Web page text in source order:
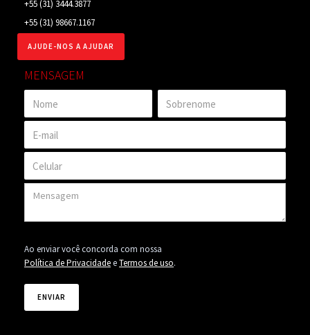
+55 (31) 3444.3877
+55 (31) 98667.1167
AJUDE-NOS A AJUDAR
MENSAGEM
Ao enviar você concorda com nossa
Política de PrivacidadeeTermos de uso.